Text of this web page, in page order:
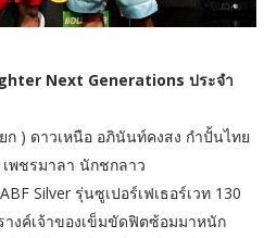
Next Generations ประจำ
) ดาวเหนือ อภินันท์คงสง กำปั้นไทย
พชรมาลา นักชกลาว
Silver รุ่นซูเปอร์เฟเธอร์เวท 130
งค์เจ้าของเข็มขัดฟิตซ้อมมาหนัก